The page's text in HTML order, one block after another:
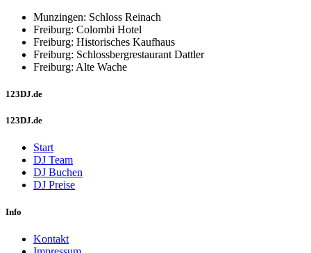
Munzingen: Schloss Reinach
Freiburg: Colombi Hotel
Freiburg: Historisches Kaufhaus
Freiburg: Schlossbergrestaurant Dattler
Freiburg: Alte Wache
123DJ.de
123DJ.de
Start
DJ Team
DJ Buchen
DJ Preise
Info
Kontakt